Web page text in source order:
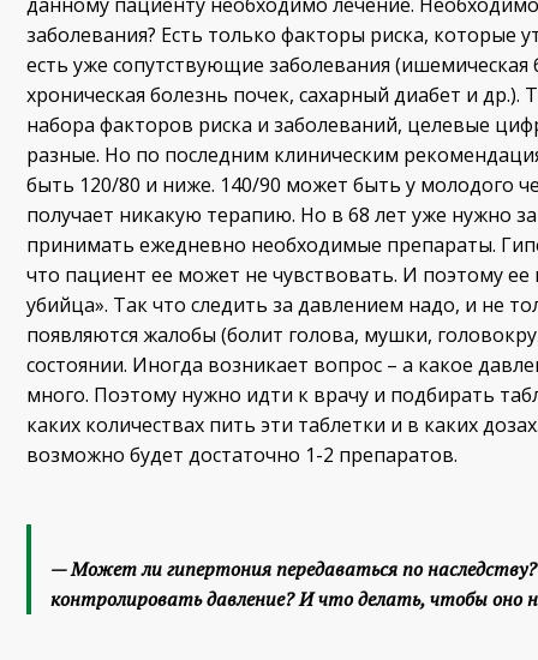
заболевания? Есть только факторы риска, которые
есть уже сопутствующие заболевания (ишемическая
хроническая болезнь почек, сахарный диабет и др.).
набора факторов риска и заболеваний, целевые
разные. Но по последним клиническим
быть 120/80 и ниже. 140/90 может быть у молодого
получает никакую терапию. Но в 68 лет уже нужно
принимать ежедневно необходимые препараты.
что пациент ее может не чувствовать. И поэтому
убийца». Так что следить за давлением надо, и не
появляются жалобы (болит голова, мушки,
состоянии. Иногда возникает вопрос – а какое
много. Поэтому нужно идти к врачу и подбирать
каких количествах пить эти таблетки и в каких
возможно будет достаточно 1-2 препаратов.
— Может ли гипертония передаваться по
контролировать давление? И что делать, чтобы оно